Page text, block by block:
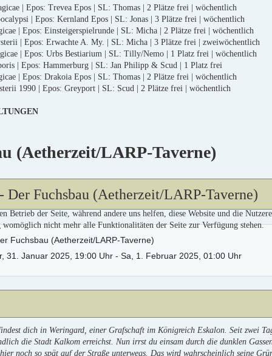
| Epos: Trevea Epos | SL: Thomas | 2 Plätze frei | wöchentlich
| Epos: Kernland Epos | SL: Jonas | 3 Plätze frei | wöchentlich
| Epos: Einsteigerspielrunde | SL: Micha | 2 Plätze frei | wöchentlich
| Epos: Erwachte A. My. | SL: Micha | 3 Plätze frei | zweiwöchentlich
| Epos: Urbs Bestiarium | SL: Tilly/Nemo | 1 Platz frei | wöchentlich
| Epos: Hammerburg | SL: Jan Philipp & Scud | 1 Platz frei
| Epos: Drakoia Epos | SL: Thomas | 2 Plätze frei | wöchentlich
1990 | Epos: Greyport | SL: Scud | 2 Plätze frei | wöchentlich
(Aetherzeit/LARP-Taverne)
Der Fuchsbau (Aetherzeit/LARP-Taverne)
Fuchsbau (Aetherzeit/LARP-Taverne)
31. Januar 2025 , 19:00 Uhr - Sa, 1. Februar 2025 ,01:00 Uhr
dich in Weringard, einer Grafschaft im Königreich Eskalon. Seit zwei
die Stadt Kalkom erreichst. Nun irrst du einsam durch die dunklen
noch so spät auf der Straße unterwegs. Das wird wahrscheinlich seine
der Seite, während andere uns helfen, diese Website und die
nicht mehr alle Funktionalitäten der Seite zur Verfügung stehen.